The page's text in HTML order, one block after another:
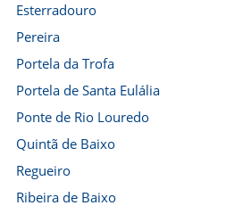
Esterradouro
Pereira
Portela da Trofa
Portela de Santa Eulália
Ponte de Rio Louredo
Quintã de Baixo
Regueiro
Ribeira de Baixo